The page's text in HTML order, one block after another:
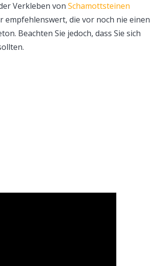
Verkleben von Schamottsteinen
empfehlenswert, die vor noch nie einen
Beachten Sie jedoch, dass Sie sich